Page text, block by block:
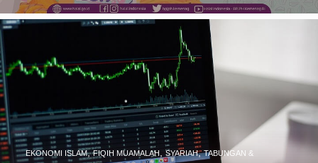
EKONOMI ISLAM,FIQIH MUAMALAH, SYARIAH,TABUNGAN &